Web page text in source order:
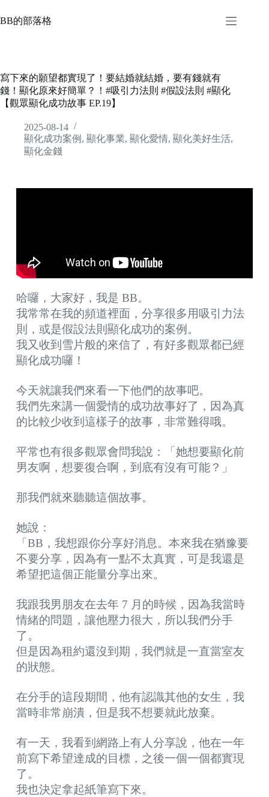
BB的部落格
寫下來的願望都實現了！要結婚就結婚，要有錢就有
錢！顯化原來好簡單？！#吸引力法則 #假設法則 #顯化
【觀眾顯化成功故事 EP.19】
2025-08-14
顯化成功案例 , 顯化事業, 顯化愛情, 顯化美好生活,
顯化金錢
哈囉，大家好，我是 BB。
我常常在我的頻道裡面，分享很多用吸引力法
則，或是假設法則顯化成功的案例。
我又收到雪片般的來信了，有好多觀眾都已經
顯化成功囉！
今天就讓我們來看一下他們的故事吧。
我們先來講一個愛情的成功故事好了，因為真
的比較少收到這樣子的故事，非常難得哦。
平常也有很多觀眾會問我說：
「她想要顯化前
男友啊，想要復合啊，到底有沒有可能？」
那我們就來聽聽這個故事。
她說：
「BB，我想跟你分享好消息。本來我在猶豫要
不要分享，因為有一點不太真實，可是我還是
希望把這個正能量分享出來。
我跟我男朋友在去年 7 月的時候，因為我當時
情緒的問題，讓他壓力很大，所以我們分手
了。
但是因為租約還沒到期，我們就是一直當室友
的狀態。
在分手的這段期間，他有認識其他的女生，我
當時非常崩潰，但是我不想要就此放棄。
有一天，我看到網路上有人分享說，他在一年
前寫下希望達成的目標，之後一個一個都實現
了。
我也決定拿起紙筆寫下來。